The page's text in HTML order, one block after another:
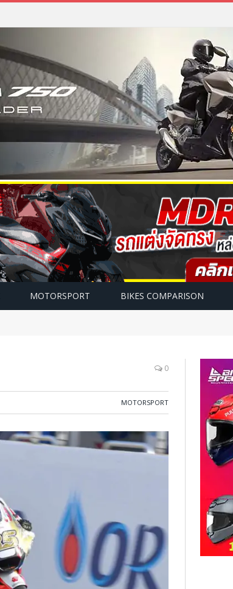
MOTORSPORT BIKES COMPARISON
0
MOTORSPORT